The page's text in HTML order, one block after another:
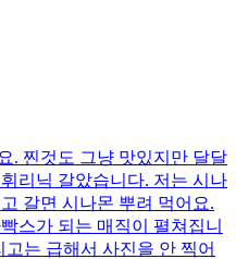
. 찐것도 그냥 맛있지만 달달
리닉 갈았습니다. 저는 시나
갈면 시나몬 뿌려 먹어요.
스가 되는 매직이 펼쳐집니
는 급해서 사진을 안 찍어